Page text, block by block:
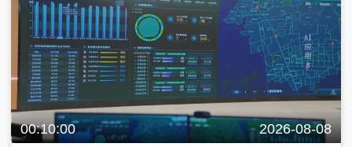
00:10:00 2026-08-08